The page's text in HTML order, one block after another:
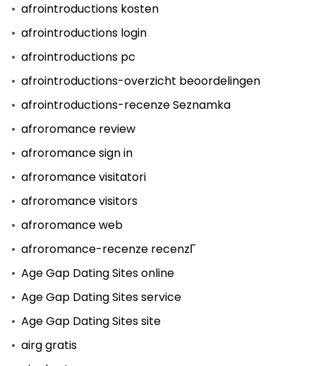
afrointroductions kosten
afrointroductions login
afrointroductions pc
afrointroductions-overzicht beoordelingen
afrointroductions-recenze Seznamka
afroromance review
afroromance sign in
afroromance visitatori
afroromance visitors
afroromance web
afroromance-recenze recenzГ­
Age Gap Dating Sites online
Age Gap Dating Sites service
Age Gap Dating Sites site
airg gratis